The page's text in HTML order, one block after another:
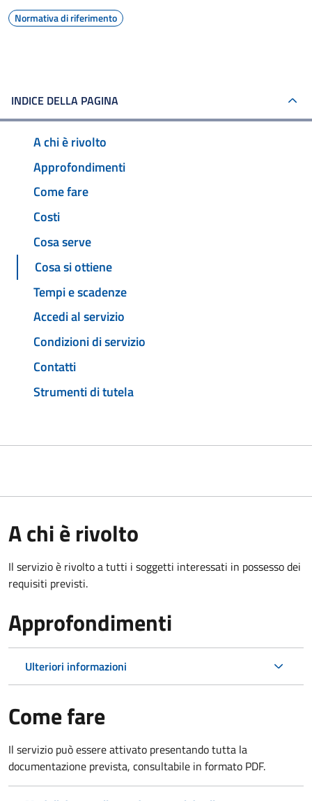
Normativa di riferimento
INDICE DELLA PAGINA
A chi è rivolto
Approfondimenti
Come fare
Costi
Cosa serve
Cosa si ottiene
Tempi e scadenze
Accedi al servizio
Condizioni di servizio
Contatti
Strumenti di tutela
A chi è rivolto
Il servizio è rivolto a tutti i soggetti interessati in possesso dei
requisiti previsti.
Approfondimenti
Ulteriori informazioni
Come fare
Il servizio può essere attivato presentando tutta la
documentazione prevista, consultabile in formato PDF.